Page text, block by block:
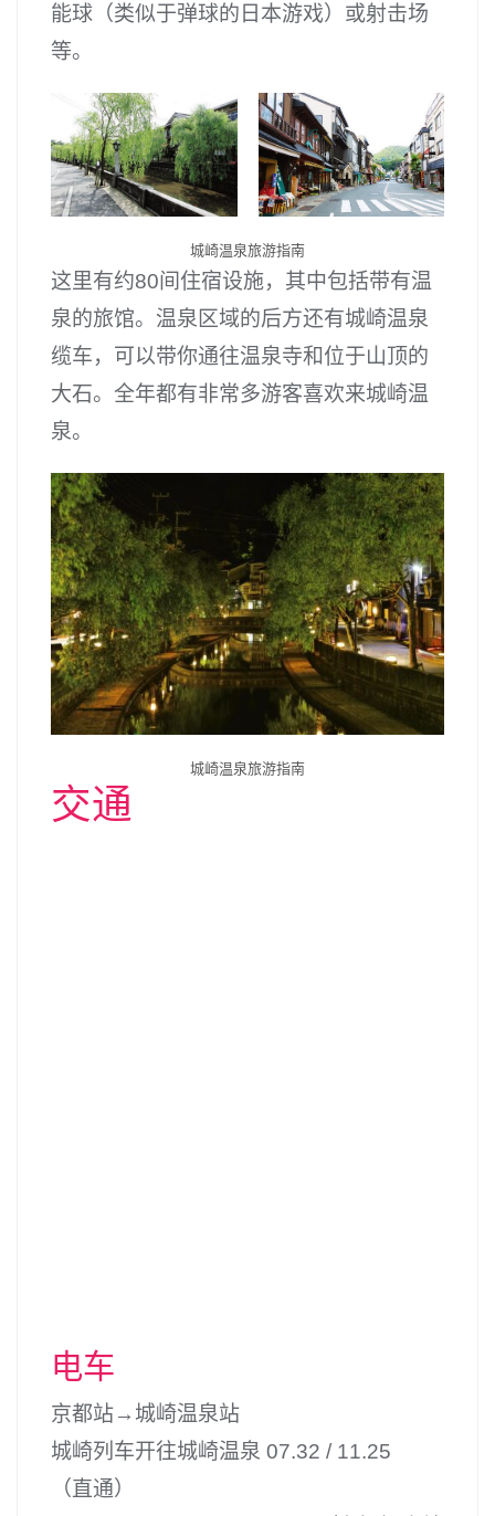
能球（类似于弹球的日本游戏）或射击场
等。
城崎温泉旅游指南
这里有约80间住宿设施，其中包括带有温
泉的旅馆。温泉区域的后方还有城崎温泉
缆车，可以带你通往温泉寺和位于山顶的
大石。全年都有非常多游客喜欢来城崎温
泉。
城崎温泉旅游指南
交通
电车
京都站→城崎温泉站
城崎列车开往城崎温泉 07.32 / 11.25
（直通）